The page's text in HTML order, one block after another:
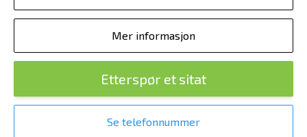
Mer informasjon
Etterspør et sitat
Se telefonnummer